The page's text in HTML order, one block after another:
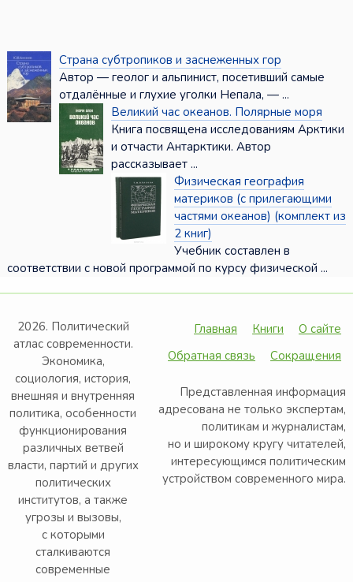
Страна субтропиков и заснеженных гор
Автор — геолог и альпинист, посетивший самые
отдалённые и глухие уголки Непала, — ...
Великий час океанов. Полярные моря
Книга посвящена исследованиям Арктики
и отчасти Антарктики. Автор
рассказывает ...
Физическая география
материков (с прилегающими
частями океанов) (комплект из
2 книг)
Учебник составлен в
соответствии с новой программой по курсу физической ...
2026. Политический
атлас современности.
Экономика,
социология, история,
внешняя и внутренняя
политика, особенности
функционирования
различных ветвей
власти, партий и других
политических
институтов, а также
угрозы и вызовы,
с которыми
сталкиваются
современные
Главная Книги
О сайте
Обратная связь
Сокращения
Представленная информация
адресована не только экспертам,
политикам и журналистам,
но и широкому кругу читателей,
интересующимся политическим
устройством современного мира.